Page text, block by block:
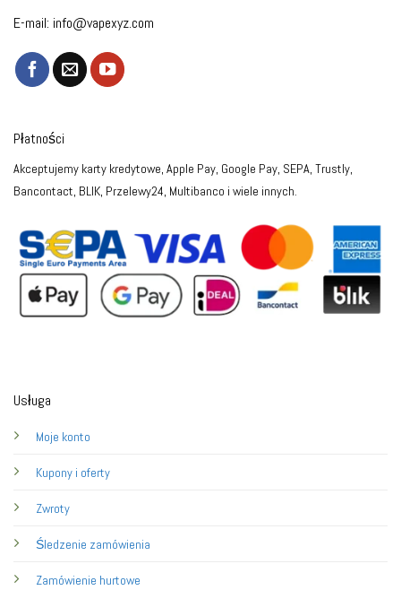
E-mail: info@vapexyz.com
Usługa
Moje konto
Kupony i oferty
Zwroty
Śledzenie zamówienia
Zamówienie hurtowe
Płatności
Akceptujemy karty kredytowe, Apple Pay, Google Pay, SEPA, Trustly,
Bancontact, BLIK, Przelewy24, Multibanco i wiele innych.